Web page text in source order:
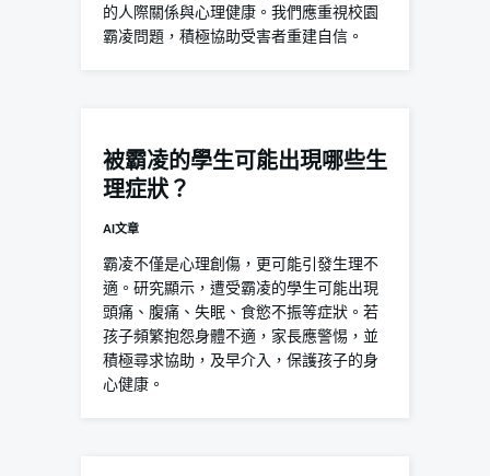
的人際關係與心理健康。我們應重視校園
霸凌問題，積極協助受害者重建自信。
被霸凌的學生可能出現哪些生
理症狀？
AI文章
霸凌不僅是心理創傷，更可能引發生理不
適。研究顯示，遭受霸凌的學生可能出現
頭痛、腹痛、失眠、食慾不振等症狀。若
孩子頻繁抱怨身體不適，家長應警惕，並
積極尋求協助，及早介入，保護孩子的身
心健康。